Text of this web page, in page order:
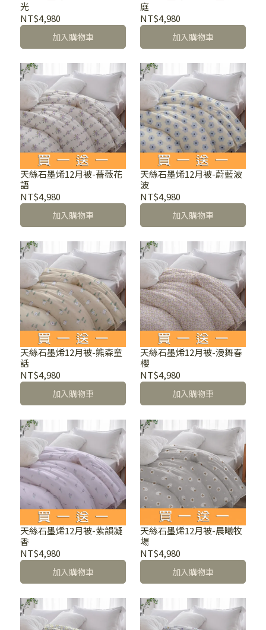
光
NT$4,980
加入購物車
庭
NT$4,980
加入購物車
天絲石墨烯12月被-薔薇花
語
NT$4,980
加入購物車
天絲石墨烯12月被-蔚藍波
波
NT$4,980
加入購物車
天絲石墨烯12月被-熊森童
話
NT$4,980
加入購物車
天絲石墨烯12月被-漫舞春
櫻
NT$4,980
加入購物車
天絲石墨烯12月被-紫韻凝
香
NT$4,980
加入購物車
天絲石墨烯12月被-晨曦牧
場
NT$4,980
加入購物車